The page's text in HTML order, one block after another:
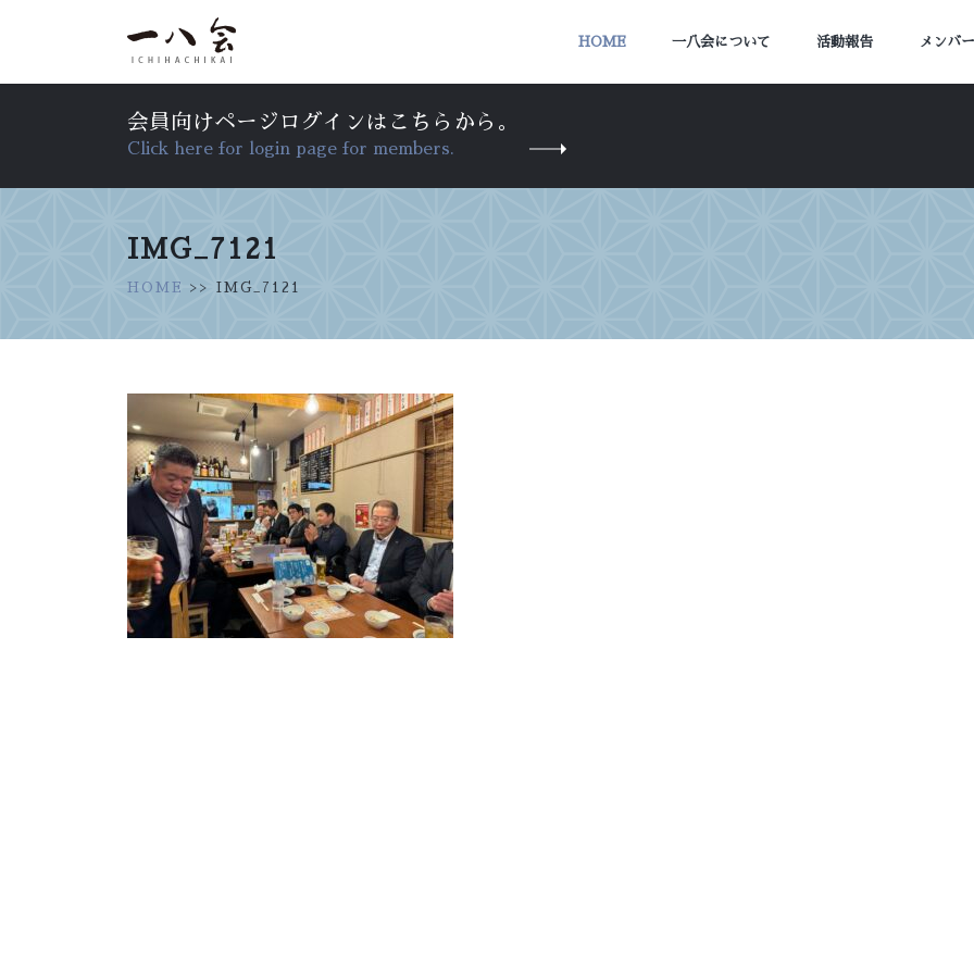
HOME 一八会について 活動報告 メンバ
会員向けページログインはこちらから。
Click here for login page for members.
IMG_7121
HOME >> IMG_7121